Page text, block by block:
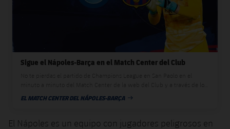
Sigue el Nápoles-Barça en el Match Center del Club
perfiles oficiales en las diferentes redes sociales
EL MATCH CENTER DEL NÁPOLES-BARÇA
FECHA DE PUBLICACIÓN
El Nápoles es un equipo con jugadores peligrosos en